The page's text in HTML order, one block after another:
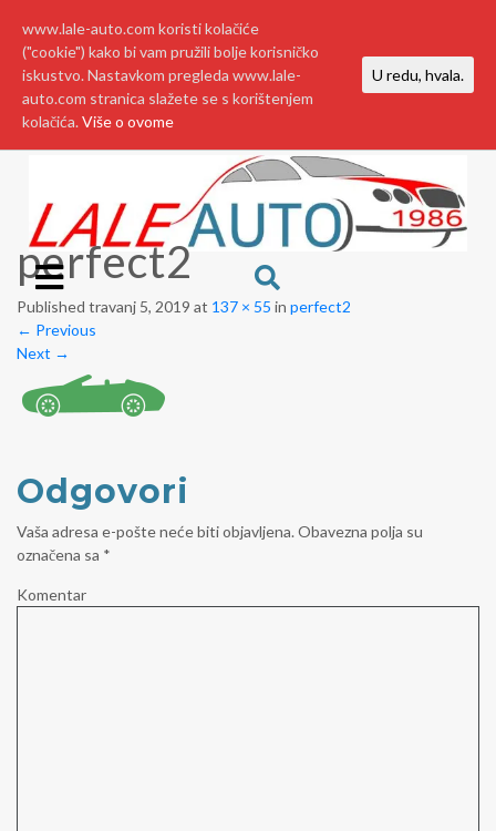
perfect2
Published travanj 5, 2019 at 137 × 55 in perfect2
← Previous
Next →
Odgovori
Vaša adresa e-pošte neće biti objavljena. Obavezna polja su
označena sa *
Komentar
www.lale-auto.com koristi kolačiće
("cookie") kako bi vam pružili bolje korisničko
iskustvo. Nastavkom pregleda www.lale-
auto.com stranica slažete se s korištenjem
kolačića. Više o ovome
U redu, hvala.